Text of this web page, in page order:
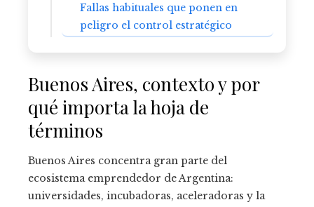
Fallas habituales que ponen en
peligro el control estratégico
Buenos Aires, contexto y por
qué importa la hoja de
términos
Buenos Aires concentra gran parte del
ecosistema emprendedor de Argentina:
universidades, incubadoras, aceleradoras y la